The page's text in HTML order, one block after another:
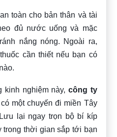
toàn cho bản thân và tài
đủ nước uống và mặc
nắng nóng. Ngoài ra,
cần thiết nếu bạn có
kinh nghiệm này, công ty
một chuyến đi miền Tây
lại ngay trọn bộ bí kíp
trong thời gian sắp tới bạn